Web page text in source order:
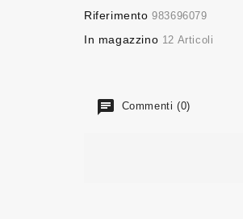
Riferimento 983696079
In magazzino 12 Articoli
Commenti (0)